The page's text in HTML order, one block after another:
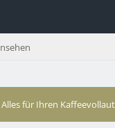
für Ihren